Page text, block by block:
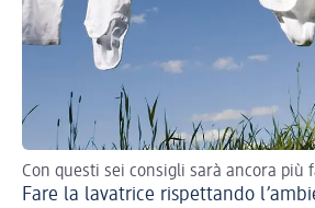
Con questi sei consigli sarà ancora più
Fare la lavatrice rispettando